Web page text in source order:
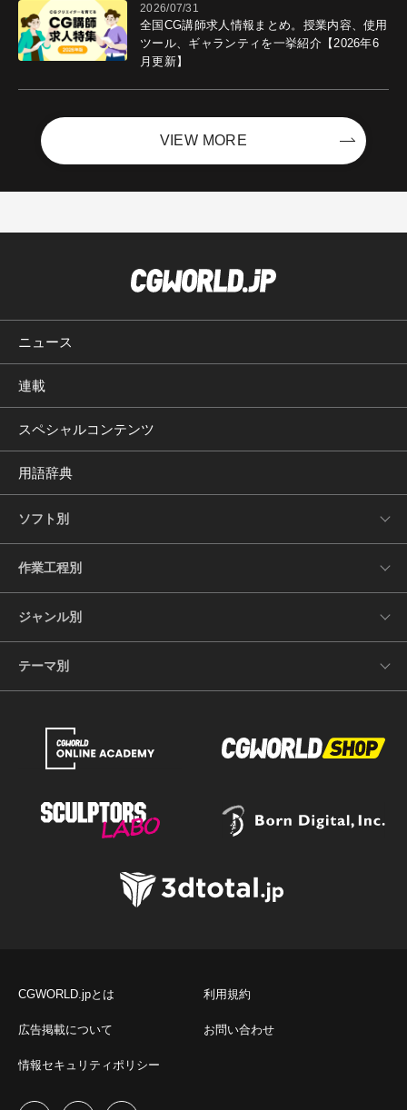
2026/07/31
全国CG講師求人情報まとめ。授業内容、使用
ツール、ギャランティを一挙紹介【2026年6
月更新】
VIEW MORE
ニュース
連載
スペシャルコンテンツ
用語辞典
ソフト別
作業工程別
ジャンル別
テーマ別
CGWORLD.jpとは 利用規約
広告掲載について お問い合わせ
情報セキュリティポリシー